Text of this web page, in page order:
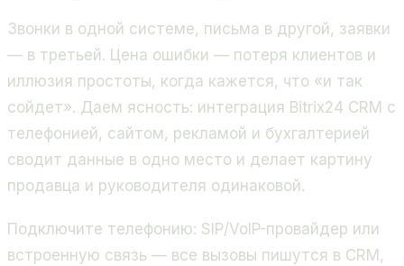
Звонки в одной системе, письма в другой, заявки
— в третьей. Цена ошибки — потеря клиентов и
иллюзия простоты, когда кажется, что «и так
сойдет». Даем ясность: интеграция Bitrix24 CRM с
телефонией, сайтом, рекламой и бухгалтерией
сводит данные в одно место и делает картину
продавца и руководителя одинаковой.
Подключите телефонию: SIP/VoIP-провайдер или
встроенную связь — все вызовы пишутся в CRM,